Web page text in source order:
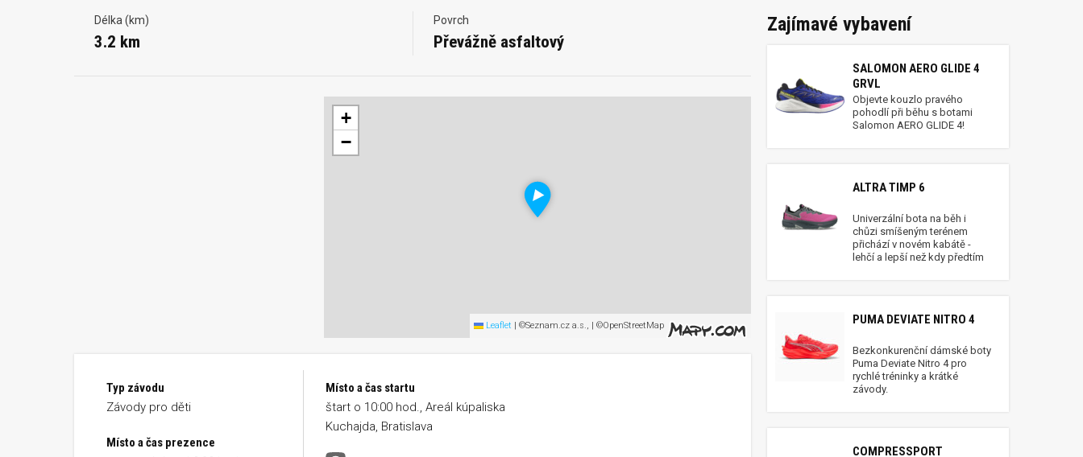
Délka (km)
3.2 km
Povrch
Převážně asfaltový
+
−
Leaflet | ©Seznam.cz a.s., | ©OpenStreetMap
Typ závodu
Závody pro děti
Místo a čas prezence
Místo a čas startu
štart o 10:00 hod., Areál kúpaliska
Kuchajda, Bratislava
Zajímavé vybavení
SALOMON AERO GLIDE 4
GRVL
Objevte kouzlo pravého
pohodlí při běhu s botami
Salomon AERO GLIDE 4!
ALTRA TIMP 6
Univerzální bota na běh i
chůzi smíšeným terénem
přichází v novém kabátě -
lehčí a lepší než kdy předtím
PUMA DEVIATE NITRO 4
Bezkonkurenční dámské boty
Puma Deviate Nitro 4 pro
rychlé tréninky a krátké
závody.
COMPRESSPORT